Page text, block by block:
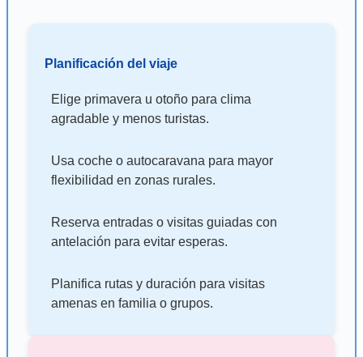
Planificación del viaje
Elige primavera u otoño para clima
agradable y menos turistas.
Usa coche o autocaravana para mayor
flexibilidad en zonas rurales.
Reserva entradas o visitas guiadas con
antelación para evitar esperas.
Planifica rutas y duración para visitas
amenas en familia o grupos.